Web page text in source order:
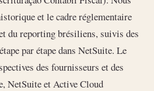
et le cadre réglementaire
du reporting brésiliens, suivis des
par étape dans NetSuite. Le
des fournisseurs et des
NetSuite et Active Cloud